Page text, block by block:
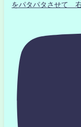
をパタパタさせて